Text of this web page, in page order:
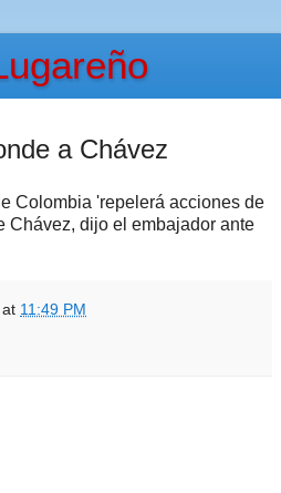
a Chávez
Colombia 'repelerá acciones de
Chávez, dijo el embajador ante
at 11:49 PM